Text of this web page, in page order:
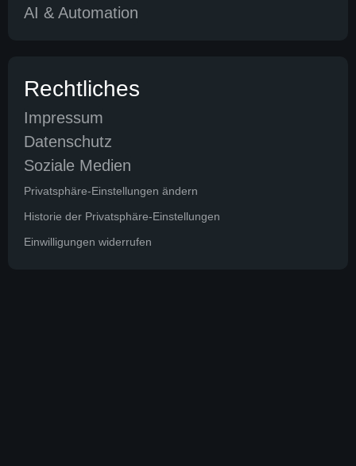
AI & Automation
Rechtliches
Impressum
Datenschutz
Soziale Medien
Privatsphäre-Einstellungen ändern
Historie der Privatsphäre-Einstellungen
Einwilligungen widerrufen